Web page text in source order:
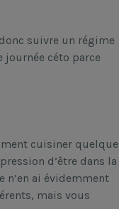
suivre un régime
journée céto parce
cuisiner quelque
d’être dans la
n’en ai évidemment
mais vous